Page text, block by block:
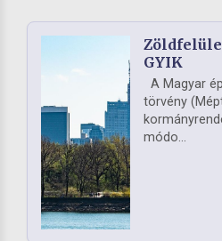
GYIK
A Magyar
törvény
módo...